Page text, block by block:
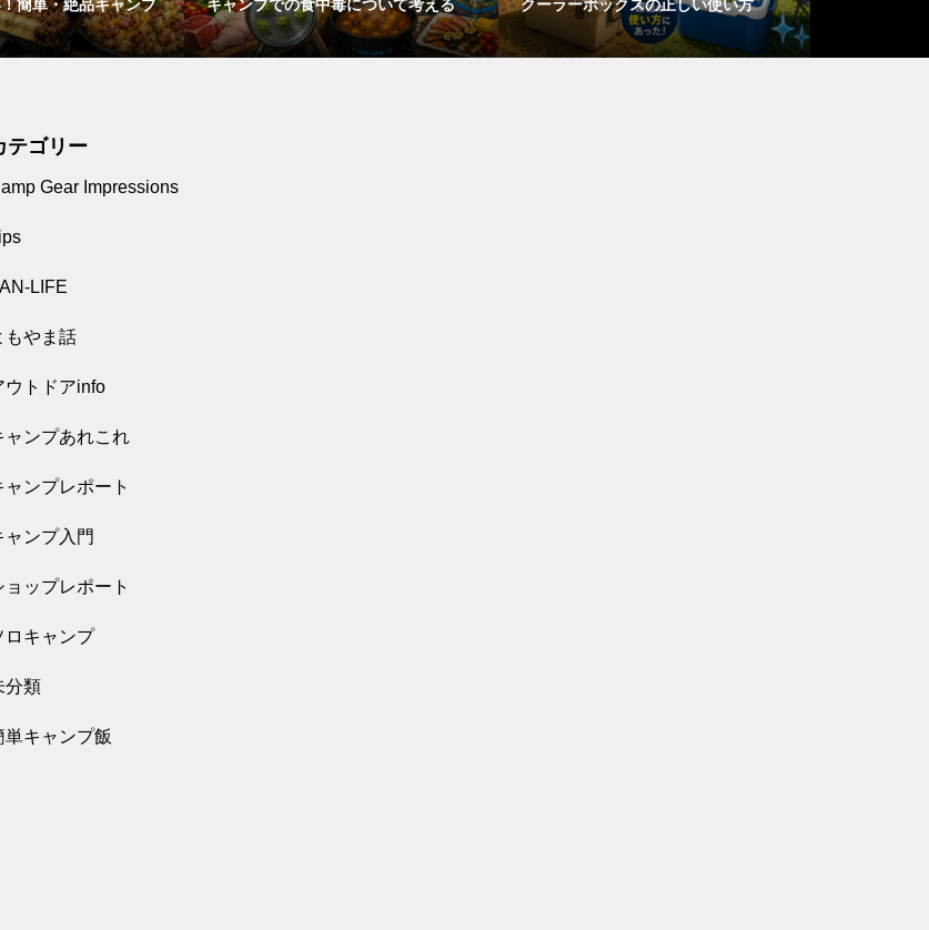
ンプ
キャンプでの食中毒について考える
クーラーボックスの正しい使い方
真夏のキャンプで絶対やって
い行動ランキング
テゴリー
Gear Impressions
LIFE
もやま話
ウトドアinfo
ャンプあれこれ
ャンプレポート
ャンプ入門
ョップレポート
ロキャンプ
分類
単キャンプ飯